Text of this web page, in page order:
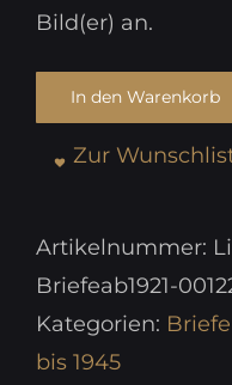
Bild(er) an.
In den Warenkorb
Zur
Artikelnummer:
Briefeab1921-
Kategorien: Briefe
bis 1945